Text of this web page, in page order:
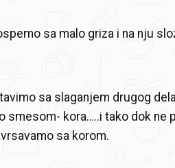
sa malo griza i na nju
sa slaganjem drugog
smesom- kora…..i tako dok ne
sa korom.